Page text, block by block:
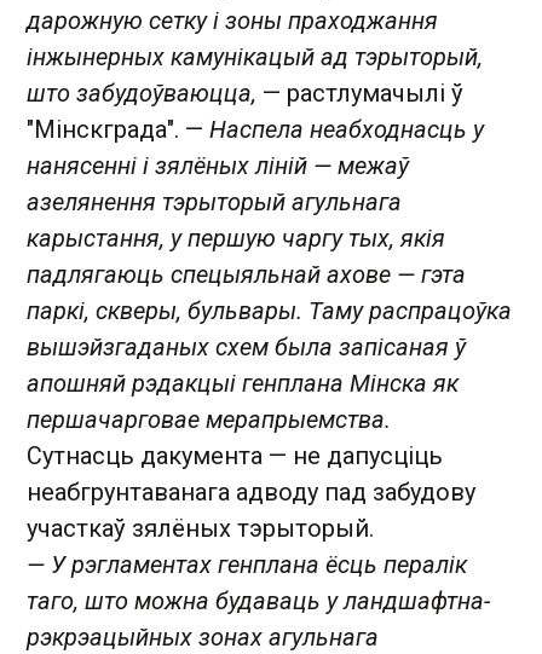
дарожную сетку і зоны праходжання
інжынерных камунікацый ад тэрыторый,
што забудоўваюцца, — растлумачылі ў
"Мінскграда". — Наспела неабходнасць у
нанясенні і зялёных ліній — межаў
азелянення тэрыторый агульнага
карыстання, у першую чаргу тых, якія
падлягаюць спецыяльнай ахове — гэта
паркі, скверы, бульвары. Таму распрацоўка
вышэйзгаданых схем была запісаная ў
апошняй рэдакцыі генплана Мінска як
першачарговае мерапрыемства.
Сутнасць дакумента — не дапусціць
неабгрунтаванага адводу пад забудову
участкаў зялёных тэрыторый.
— У рэгламентах генплана ёсць пералік
таго, што можна будаваць у ландшафтна-
рэкрэацыйных зонах агульнага